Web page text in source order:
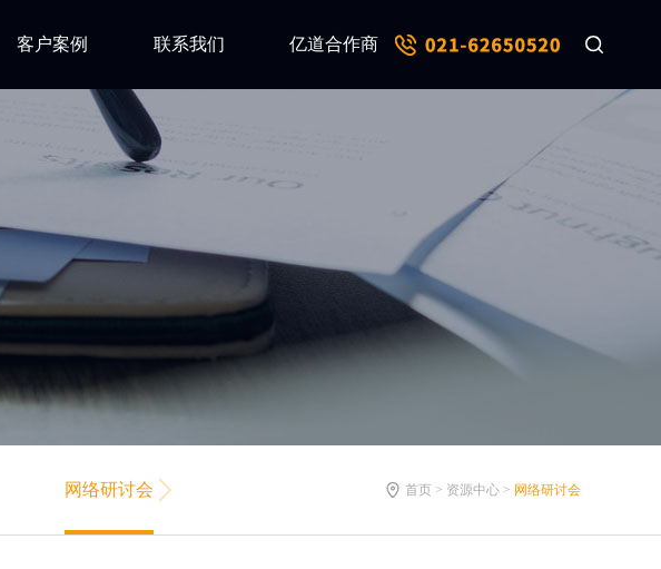
客户案例 联系我们 亿道合作商
网络研讨会 首页 > 资源中心 > 网络研讨会